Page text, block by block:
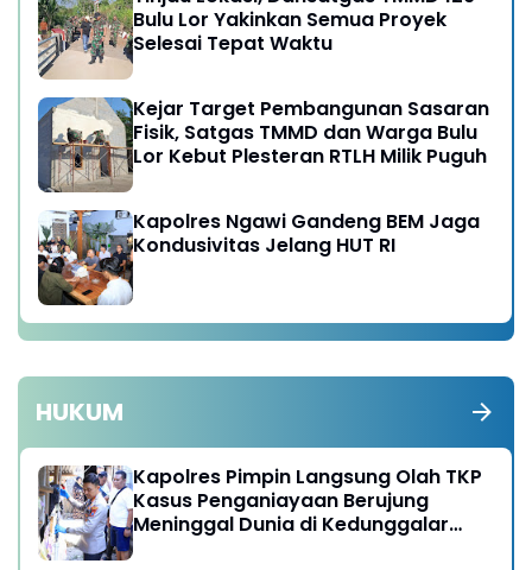
Bulu Lor Yakinkan Semua Proyek
Selesai Tepat Waktu
Kejar Target Pembangunan Sasaran
Fisik, Satgas TMMD dan Warga Bulu
Lor Kebut Plesteran RTLH Milik Puguh
Kapolres Ngawi Gandeng BEM Jaga
Kondusivitas Jelang HUT RI
HUKUM
Kapolres Pimpin Langsung Olah TKP
Kasus Penganiayaan Berujung
Meninggal Dunia di Kedunggalar